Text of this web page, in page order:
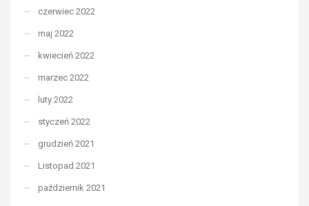
czerwiec 2022
maj 2022
kwiecień 2022
marzec 2022
luty 2022
styczeń 2022
grudzień 2021
Listopad 2021
październik 2021